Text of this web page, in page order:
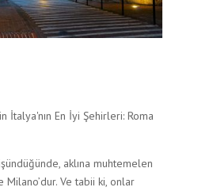
İtalya'nın En İyi Şehirleri: Roma
aklına muhtemelen
Ve tabii ki, onlar